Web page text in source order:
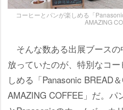
コーヒーとパンが楽しめる「
AMAZING
そんな数ある出展ブース
放っていたのが、特別なコ
しめる「Panasonic BREAD
AMAZING COFFEE」だ。